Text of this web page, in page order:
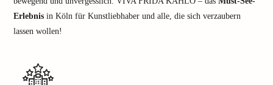
Erlebnis in Köln für Kunstliebhaber und alle, die sich verzaubern
lassen wollen!